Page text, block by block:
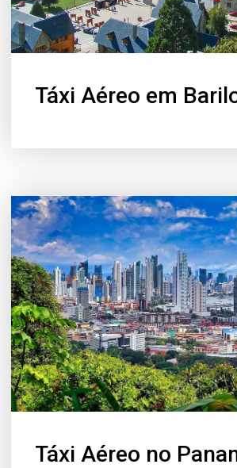
Táxi Aéreo em
Táxi Aéreo no